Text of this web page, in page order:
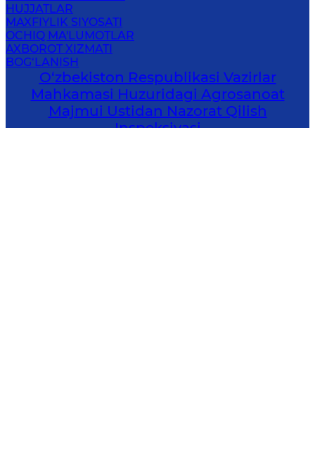
HUJJATLAR
MAXFIYLIK SIYOSATI
OCHIQ MA'LUMOTLAR
AXBOROT XIZMATI
BOG‘LANISH
O‘zbekiston Respublikasi Vazirlar
Mahkamasi Huzuridagi Agrosanoat
Majmui Ustidan Nazorat Qilish
Inspeksiyasi